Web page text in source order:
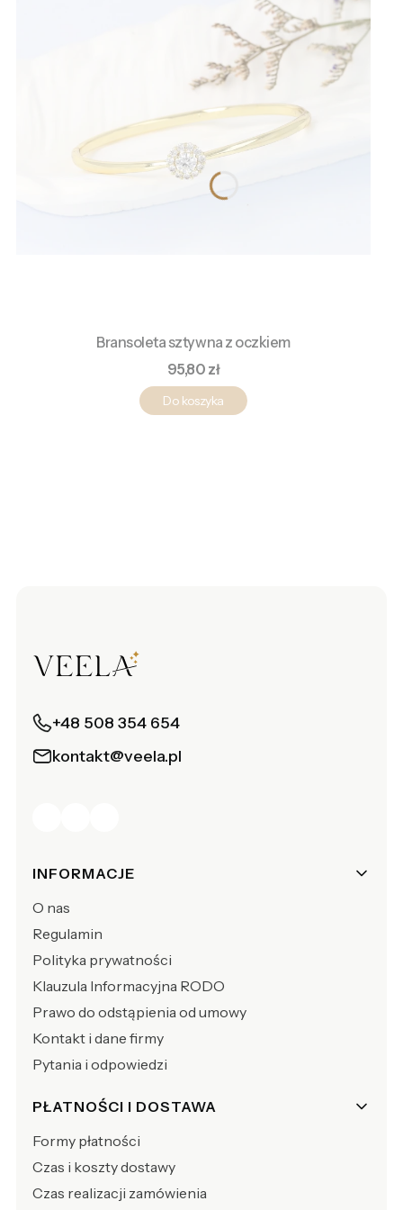
Bransoleta sztywna z oczkiem
Cena
95,80 zł
Do koszyka
+48 508 354 654
kontakt@veela.pl
Linki w stopce
INFORMACJE
O nas
Regulamin
Polityka prywatności
Klauzula Informacyjna RODO
Prawo do odstąpienia od umowy
Kontakt i dane firmy
Pytania i odpowiedzi
PŁATNOŚCI I DOSTAWA
Formy płatności
Czas i koszty dostawy
Czas realizacji zamówienia